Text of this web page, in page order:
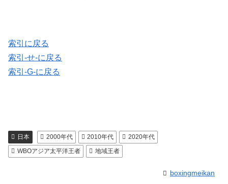
索引に戻る
索引-せ-に戻る
索引-G-に戻る
日本 2000年代 2010年代
2020年代
WBOアジア太平洋王者
地域王者
boxingmeikan